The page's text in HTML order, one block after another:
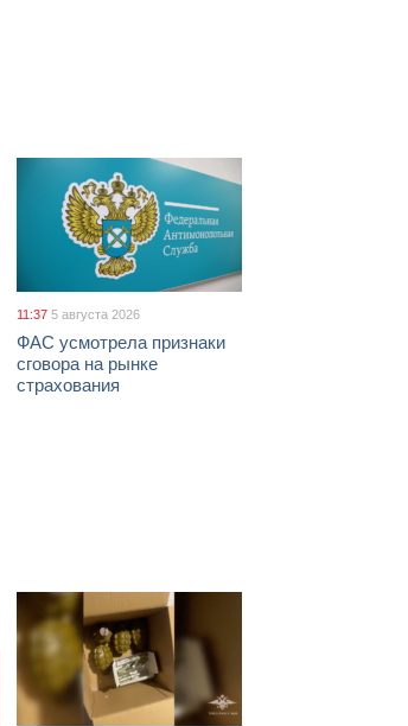
11:37 5 августа 2026
ФАС усмотрела признаки
сговора на рынке
страхования